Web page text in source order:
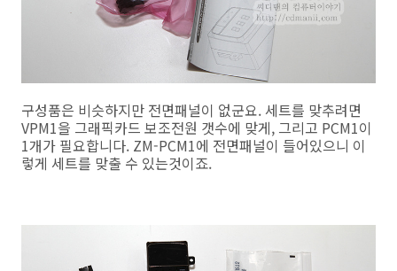
구성품은 비슷하지만 전면패널이 없군요. 세트를 맞추려면
VPM1을 그래픽카드 보조전원 갯수에 맞게, 그리고 PCM1이
1개가 필요합니다. ZM-PCM1에 전면패널이 들어있으니 이
렇게 세트를 맞출 수 있는것이죠.